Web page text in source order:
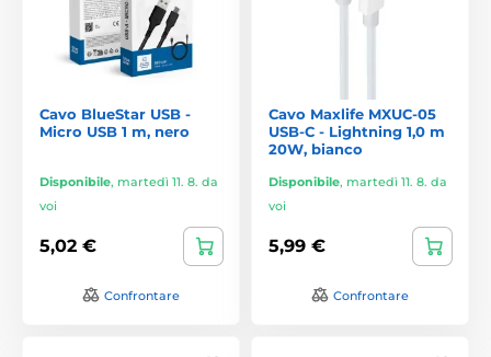
Cavo BlueStar USB -
Micro USB 1 m, nero
Disponibile, martedì 11. 8. da
voi
5,02 €
Confrontare
Cavo Maxlife MXUC-05
USB-C - Lightning 1,0 m
20W, bianco
Disponibile, martedì 11. 8. da
voi
5,99 €
Confrontare